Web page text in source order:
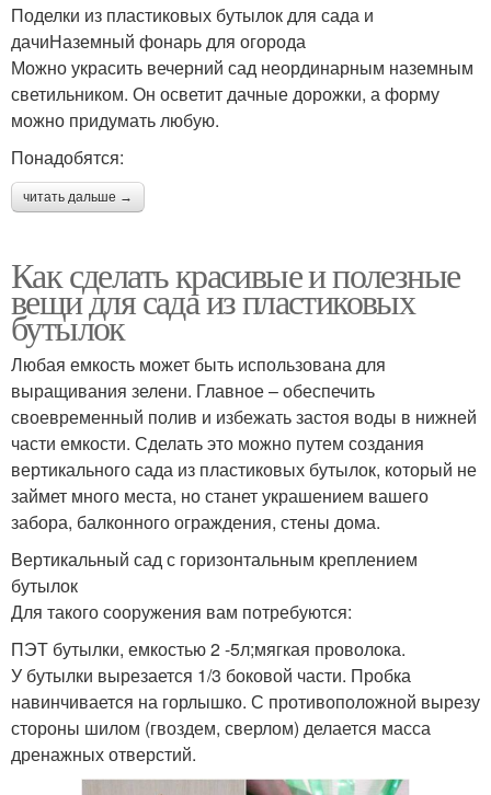
Поделки из пластиковых бутылок для сада и
дачиНаземный фонарь для огорода
Можно украсить вечерний сад неординарным наземным
светильником. Он осветит дачные дорожки, а форму
можно придумать любую.
Понадобятся:
читать дальше →
Как сделать красивые и полезные
вещи для сада из пластиковых
бутылок
Любая емкость может быть использована для
выращивания зелени. Главное – обеспечить
своевременный полив и избежать застоя воды в нижней
части емкости. Сделать это можно путем создания
вертикального сада из пластиковых бутылок, который не
займет много места, но станет украшением вашего
забора, балконного ограждения, стены дома.
Вертикальный сад с горизонтальным креплением
бутылок
Для такого сооружения вам потребуются:
ПЭТ бутылки, емкостью 2 -5л;мягкая проволока.
У бутылки вырезается 1/3 боковой части. Пробка
навинчивается на горлышко. С противоположной вырезу
стороны шилом (гвоздем, сверлом) делается масса
дренажных отверстий.